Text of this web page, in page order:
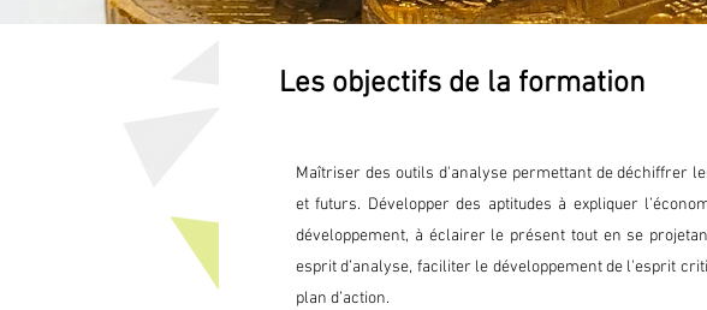
Les objectifs de la formation
Maîtriser des outils d'analyse permettant de déchiffrer
et futurs. Développer des aptitudes à expliquer
développement, à éclairer le présent tout en se
esprit d’analyse, faciliter le développement de l'esprit
plan d’action.